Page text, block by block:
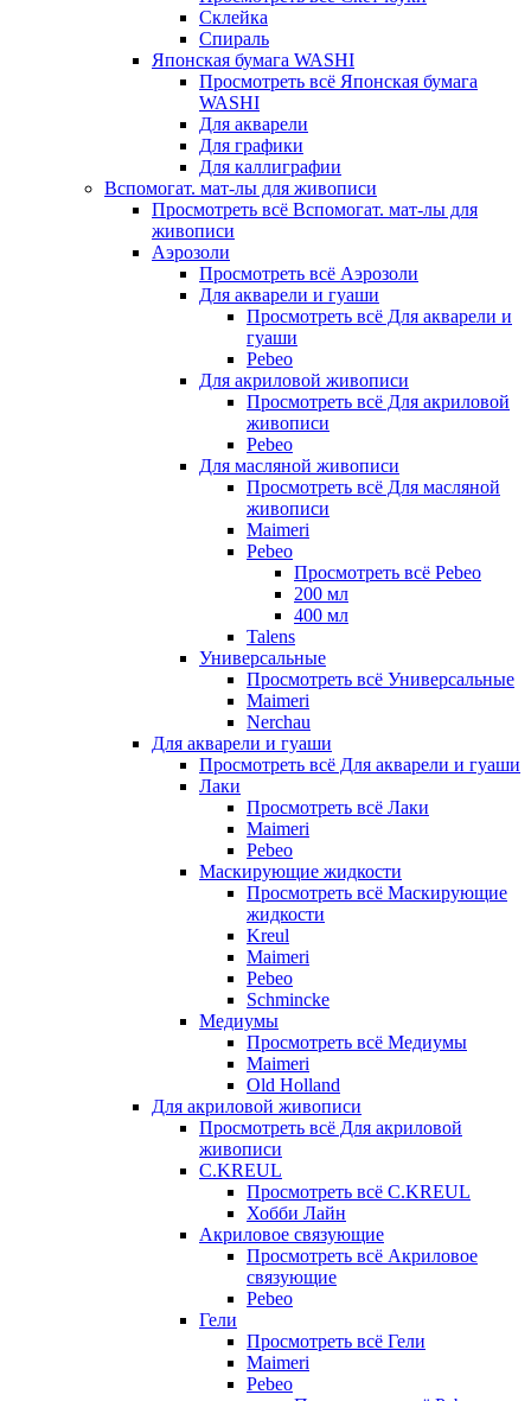
Склейка
Спираль
Японская бумага WASHI
Просмотреть всё Японская бумага
WASHI
Для акварели
Для графики
Для каллиграфии
Вспомогат. мат-лы для живописи
Просмотреть всё Вспомогат. мат-лы для
живописи
Аэрозоли
Просмотреть всё Аэрозоли
Для акварели и гуаши
Просмотреть всё Для акварели и
гуаши
Pebeo
Для акриловой живописи
Просмотреть всё Для акриловой
живописи
Pebeo
Для масляной живописи
Просмотреть всё Для масляной
живописи
Maimeri
Pebeo
Просмотреть всё Pebeo
200 мл
400 мл
Talens
Универсальные
Просмотреть всё Универсальные
Maimeri
Nerchau
Для акварели и гуаши
Просмотреть всё Для акварели и гуаши
Лаки
Просмотреть всё Лаки
Maimeri
Pebeo
Маскирующие жидкости
Просмотреть всё Маскирующие
жидкости
Kreul
Maimeri
Pebeo
Schmincke
Медиумы
Просмотреть всё Медиумы
Maimeri
Old Holland
Для акриловой живописи
Просмотреть всё Для акриловой
живописи
C.KREUL
Просмотреть всё C.KREUL
Хобби Лайн
Акриловое связующие
Просмотреть всё Акриловое
связующие
Pebeo
Гели
Просмотреть всё Гели
Maimeri
Pebeo